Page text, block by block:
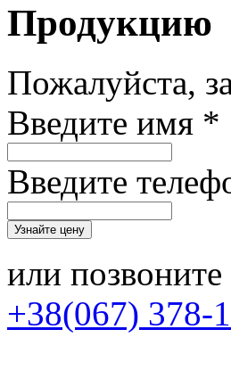
Продукцию
Пожалуйста,
Введите имя *
Введите
или
+38(067) 378-